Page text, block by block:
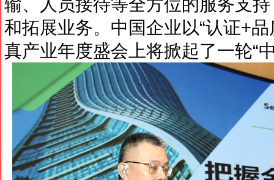
和拓展业务。中国企业以“认证+
真产业年度盛会上将掀起了一轮“